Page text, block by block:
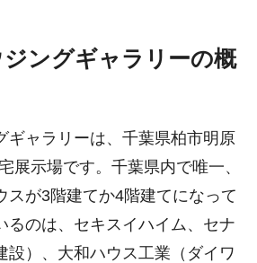
ングギャラリーの概
ギャラリーは、千葉県柏市明原
展示場です。千葉県内で唯一、
スが3階建てか4階建てになって
るのは、セキスイハイム、セナ
設）、大和ハウス工業（ダイワ